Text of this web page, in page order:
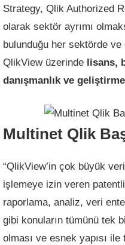
Strategy, Qlik Authorized
olarak sektör ayrımı
bulunduğu her sektörde
QlikView üzerinde lisans,
danışmanlık ve geliştirme
Multinet Qlik
“QlikView’in çok büyük
işlemeye izin veren
raporlama, analiz, veri
gibi konuların tümünü tek
olması ve esnek yapısı ile